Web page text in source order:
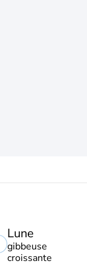
Lune
gibbeuse
croissante